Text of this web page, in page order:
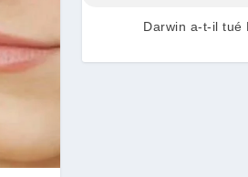
Darwin a-t-il tué